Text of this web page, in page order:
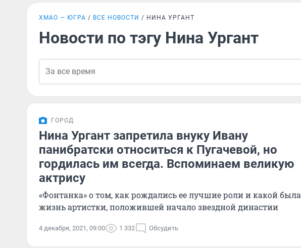
ХМАО — ЮГРА ВСЕ НОВОСТИ НИНА УРГАНТ
Новости по тэгу Нина Ургант
ГОРОД
Нина Ургант запретила внуку Ивану
панибратски относиться к Пугачевой, но
гордилась им всегда. Вспоминаем великую
актрису
«Фонтанка» о том, как рождались ее лучшие роли и какой была
жизнь артистки, положившей начало звездной династии
4 декабря, 2021, 09:00 1 332 Обсудить